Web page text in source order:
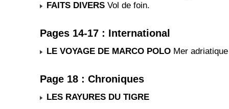
FAITS DIVERS Vol de foin.
Pages 14-17 : International
LE VOYAGE DE MARCO POLO Mer
Page 18 : Chroniques
LES RAYURES DU TIGRE